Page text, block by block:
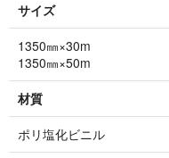
サイズ
1350㎜×30m
1350㎜×50m
材質
ポリ塩化ビニル